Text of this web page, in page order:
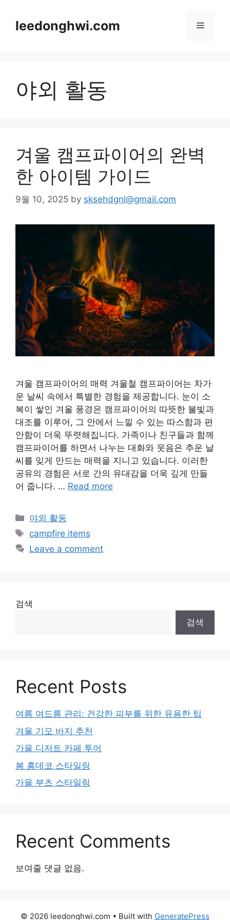
contentleedonghwi.com Menu
야외 활동
겨울 캠프파이어의 완벽
한 아이템 가이드
9월 10, 2025 by sksehdgnl@gmail.com
겨울 캠프파이어의 매력 겨울철 캠프파이어는 차가
운 날씨 속에서 특별한 경험을 제공합니다. 눈이 소
복이 쌓인 겨울 풍경은 캠프파이어의 따뜻한 불빛과
대조를 이루어, 그 안에서 느낄 수 있는 따스함과 편
안함이 더욱 뚜렷해집니다. 가족이나 친구들과 함께
캠프파이어를 하면서 나누는 대화와 웃음은 추운 날
씨를 잊게 만드는 매력을 지니고 있습니다. 이러한
공유의 경험은 서로 간의 유대감을 더욱 깊게 만들
어 줍니다. … Read more
Categories
야외 활동
Tags
campfire items
Leave a comment
검색
검색
Recent Posts
여름 여드름 관리: 건강한 피부를 위한 유용한 팁
겨울 기모 바지 추천
가을 디저트 카페 투어
봄 홈데코 스타일링
가을 부츠 스타일링
Recent Comments
보여줄 댓글 없음.
© 2026 leedonghwi.com • Built with GeneratePress